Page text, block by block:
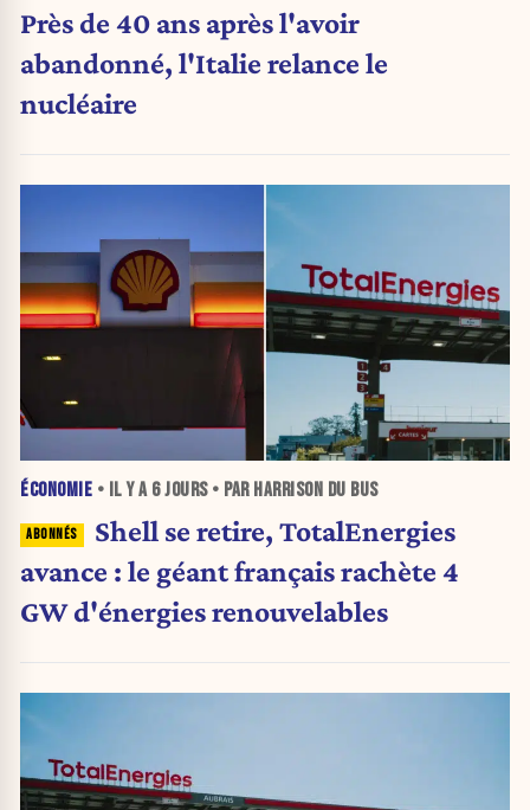
Près de 40 ans après l'avoir
abandonné, l'Italie relance le
nucléaire
ÉCONOMIE • IL Y A 6 JOURS• PAR HARRISON DU BUS
Shell se retire, TotalEnergies
avance : le géant français rachète 4
GW d'énergies renouvelables